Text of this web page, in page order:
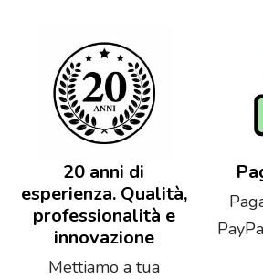
20 anni di
esperienza. Qualità,
professionalità e
innovazione
Mettiamo a tua